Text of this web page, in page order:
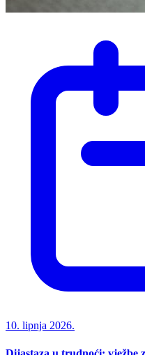
10. lipnja 2026.